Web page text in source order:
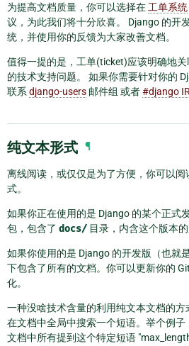
为提高文档质量，你可以选择在 工单系统
议，为此我们将十分欣喜。 Django 的开
统，并使用你的反馈为大家改善文档。
值得一提的是，工单(ticket)应该明确地
的技术支持问题。 如果你需要针对你的
联系 django-users 邮件组 或者#django
纯文本形式 ¶
离线阅读，或仅仅是为了方便，你可以阅
式。
如果你正在使用的是 Django 的某个正式
包，包含了 docs/ 目录，内含这个版本的
如果你使用的是 Django 的开发版（也就
下包含了所有的文档。你可以更新你的
化。
一种没啥技术含量的利用纯文本文档的方
在文档中全局中搜索一个短语。举个例
文档中所有提到这个特定短语